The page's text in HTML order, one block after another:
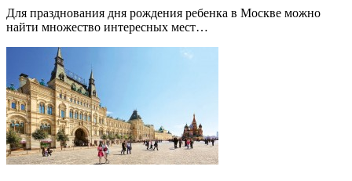
Для празднования дня рождения ребенка в Москве можно
найти множество интересных мест…